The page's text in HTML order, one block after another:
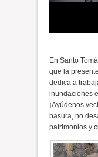
En Santo
que la
dedica a
inundaciones
¡Ayúdenos
basura, no
patrimonios y